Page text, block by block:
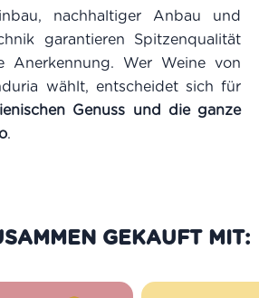
nachhaltiger Anbau und
garantieren Spitzenqualität
Anerkennung. Wer Weine von
wählt, entscheidet sich für
Genuss und die ganze
.
GEKAUFT MIT: